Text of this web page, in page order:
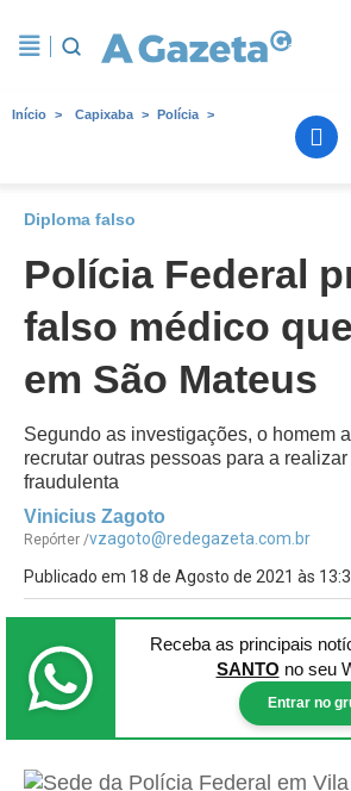
Início Capixaba Polícia
Diploma falso
Polícia Federal
falso médico
em São Mateus
Segundo as investigações, o homem
recrutar outras pessoas para a
fraudulenta
Vinicius Zagoto
Repórter /vzagoto@redegazeta.com.br
Publicado em 18 de Agosto de 2021 às
Receba as principais
SANTO no seu
Entrar no